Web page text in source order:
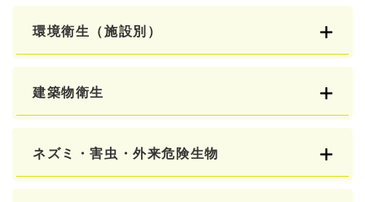
環境衛生（施設別）
建築物衛生
ネズミ・害虫・外来危険生物